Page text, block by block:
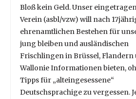
Bloß kein Geld. Unser
Verein (asbl/vzw) will nach
ehrenamtlichen Bestehen für
jung bleiben und ausländischen
Frischlingen in Brüssel, Flandern
Wallonie Informationen bieten,
Tipps für „alteingesessene“
Deutschsprachige zu vergessen.